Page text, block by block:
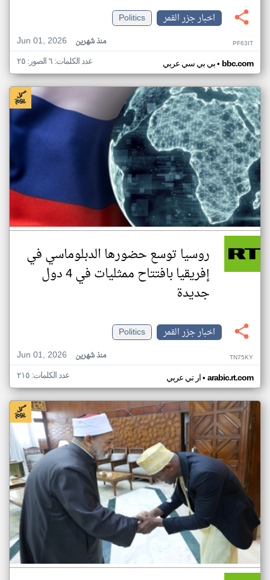
اخبار جزر القمر
Politics
Jun 01, 2026
منذ شهرين PF63IT
بي بي سي عربي• bbc.com عدد الكلمات: ٦ الصور: ٢٥
روسيا توسع حضورها الدبلوماسي في
إفريقيا بافتتاح ممثليات في 4 دول
جديدة
اخبار جزر القمر
Politics
Jun 01, 2026
منذ شهرين TN75KY
ار تي عربي• arabic.rt.com عدد الكلمات: ٢١٥